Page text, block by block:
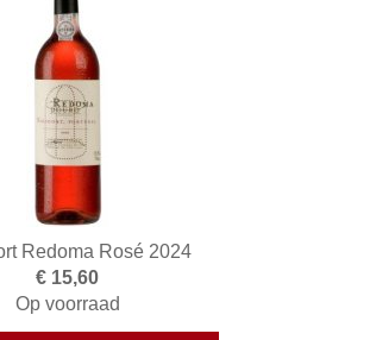
Redoma Rosé 2024
€ 15,60
Op voorraad